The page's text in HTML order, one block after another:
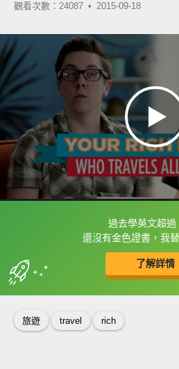
觀看次數：24087 • 2015-09-18
過去學英文超過
還沒有金色證書，我
了解詳情
框選或點兩下字幕可以
收錄佳句
旅遊 travel rich